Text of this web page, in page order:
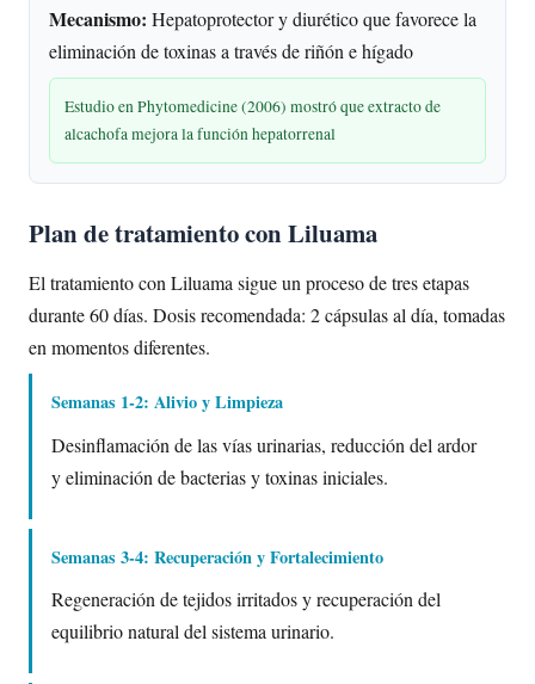
Mecanismo: Hepatoprotector y diurético que favorece la
eliminación de toxinas a través de riñón e hígado
Estudio en Phytomedicine (2006) mostró que extracto de
alcachofa mejora la función hepatorrenal
Plan de tratamiento con Liluama
El tratamiento con Liluama sigue un proceso de tres etapas
durante 60 días. Dosis recomendada: 2 cápsulas al día, tomadas
en momentos diferentes.
Semanas 1-2: Alivio y Limpieza
Desinflamación de las vías urinarias, reducción del ardor
y eliminación de bacterias y toxinas iniciales.
Semanas 3-4: Recuperación y Fortalecimiento
Regeneración de tejidos irritados y recuperación del
equilibrio natural del sistema urinario.